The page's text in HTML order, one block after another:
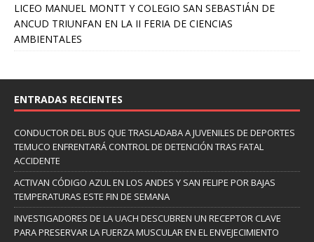
LICEO MANUEL MONTT Y COLEGIO SAN SEBASTIÁN DE
ANCUD TRIUNFAN EN LA II FERIA DE CIENCIAS
AMBIENTALES
ENTRADAS RECIENTES
CONDUCTOR DEL BUS QUE TRASLADABA A JUVENILES DE DEPORTES
TEMUCO ENFRENTARÁ CONTROL DE DETENCIÓN TRAS FATAL
ACCIDENTE
ACTIVAN CÓDIGO AZUL EN LOS ANDES Y SAN FELIPE POR BAJAS
TEMPERATURAS ESTE FIN DE SEMANA
INVESTIGADORES DE LA UACH DESCUBREN UN RECEPTOR CLAVE
PARA PRESERVAR LA FUERZA MUSCULAR EN EL ENVEJECIMIENTO